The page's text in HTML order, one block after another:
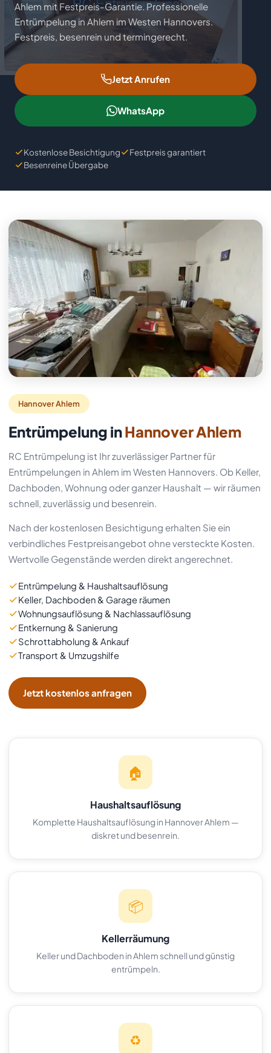
Industrieauflösung
Büroräumung
Kellerentrümpelung
Gartenentrümpelung
Teilräumung
Lagerentrümpelung
Hallentrümpelung
Wandabriss
Hausabriss
Badezimmer-Rückbau
Tatortreinigung
Ankauf
Ratgeber
FAQ
Einzugsgebiete
Impressum DatenschutzCookie-Einstellungen
Ahlem mit Festpreis-Garantie. Professionelle
Entrümpelung in Ahlem im Westen Hannovers.
Festpreis, besenrein und termingerecht.
Jetzt Anrufen
WhatsApp
Kostenlose Besichtigung
Festpreis garantiert
Besenreine Übergabe
Hannover Ahlem
Entrümpelung inHannover Ahlem
RC Entrümpelung ist Ihr zuverlässiger Partner für
Entrümpelungen in Ahlem im Westen Hannovers. Ob Keller,
Dachboden, Wohnung oder ganzer Haushalt — wir räumen
schnell, zuverlässig und besenrein.
Nach der kostenlosen Besichtigung erhalten Sie ein
verbindliches Festpreisangebot ohne versteckte Kosten.
Wertvolle Gegenstände werden direkt angerechnet.
Entrümpelung & Haushaltsauflösung
Keller, Dachboden & Garage räumen
Wohnungsauflösung & Nachlassauflösung
Entkernung & Sanierung
Schrottabholung & Ankauf
Transport & Umzugshilfe
Jetzt kostenlos anfragen
🏠
Haushaltsauflösung
Komplette Haushaltsauflösung in Hannover Ahlem —
diskret und besenrein.
📦
Kellerräumung
Keller und Dachboden in Ahlem schnell und günstig
entrümpeln.
♻️